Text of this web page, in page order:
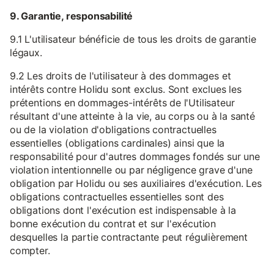
9. Garantie, responsabilité
9.1 L'utilisateur bénéficie de tous les droits de garantie
légaux.
9.2 Les droits de l'utilisateur à des dommages et
intérêts contre Holidu sont exclus. Sont exclues les
prétentions en dommages-intérêts de l'Utilisateur
résultant d'une atteinte à la vie, au corps ou à la santé
ou de la violation d'obligations contractuelles
essentielles (obligations cardinales) ainsi que la
responsabilité pour d'autres dommages fondés sur une
violation intentionnelle ou par négligence grave d'une
obligation par Holidu ou ses auxiliaires d'exécution. Les
obligations contractuelles essentielles sont des
obligations dont l'exécution est indispensable à la
bonne exécution du contrat et sur l'exécution
desquelles la partie contractante peut régulièrement
compter.